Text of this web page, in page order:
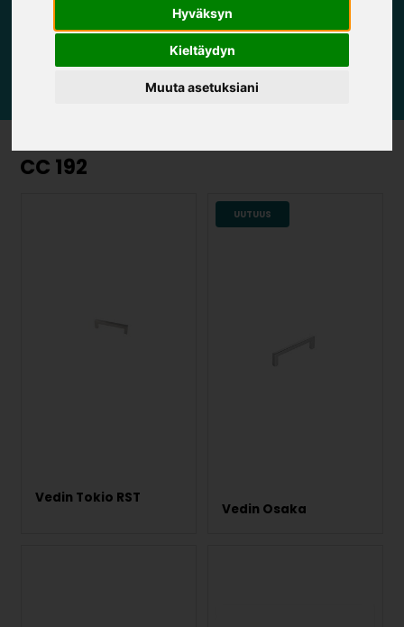
Hyväksyn
Kieltäydyn
Muuta asetuksiani
CC 192
Vedin Tokio RST
UUTUUS
Vedin Osaka